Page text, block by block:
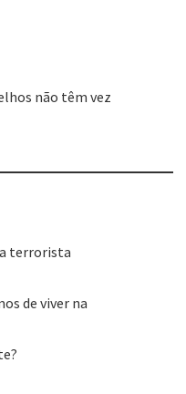
não têm vez
terrorista
de viver na